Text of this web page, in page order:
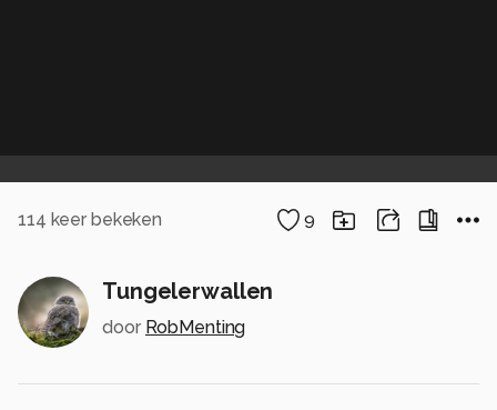
114 keer bekeken 9
Tungelerwallen
door RobMenting